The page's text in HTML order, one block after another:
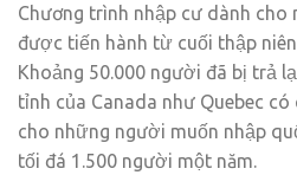
Chương trình nhập cư dành cho
được tiến hành từ cuối thập
Khoảng 50.000 người đã bị trả
tỉnh của Canada như Quebec
cho những người muốn nhập
tối đá 1.500 người một năm.